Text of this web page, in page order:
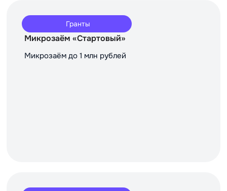
Гранты
Микрозаём «Стартовый»
Микрозаём до 1 млн рублей